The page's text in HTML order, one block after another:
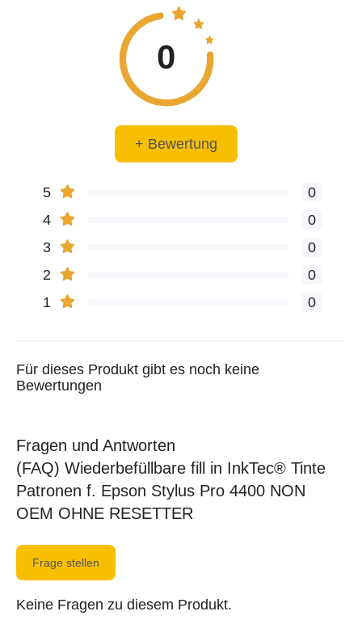
0
+ Bewertung
5
0
4
0
3
0
2
0
1
0
Für dieses Produkt gibt es noch keine
Bewertungen
Fragen und Antworten
(FAQ) Wiederbefüllbare fill in InkTec® Tinte
Patronen f. Epson Stylus Pro 4400 NON
OEM OHNE RESETTER
Frage stellen
Keine Fragen zu diesem Produkt.